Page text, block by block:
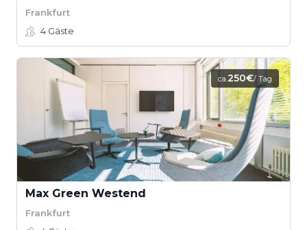
Frankfurt
4 Gäste
ca.250€/ Tag
Max Green Westend
Frankfurt